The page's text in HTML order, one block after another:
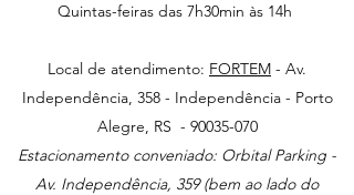
Quintas-feiras das 7h30min às 14h
Local de atendimento: FORTEM - Av.
Independência, 358 - Independência - Porto
Alegre, RS - 90035-070
Estacionamento conveniado: Orbital Parking -
Av. Independência, 359 (bem ao lado do